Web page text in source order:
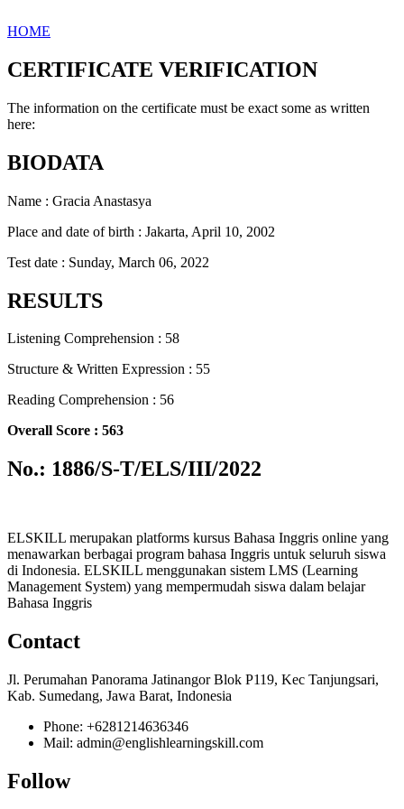
HOME
CERTIFICATE VERIFICATION
The information on the certificate must be exact some as written
here:
BIODATA
Name : Gracia Anastasya
Place and date of birth : Jakarta, April 10, 2002
Test date : Sunday, March 06, 2022
RESULTS
Listening Comprehension : 58
Structure & Written Expression : 55
Reading Comprehension : 56
Overall Score : 563
No.: 1886/S-T/ELS/III/2022
ELSKILL merupakan platforms kursus Bahasa Inggris online yang
menawarkan berbagai program bahasa Inggris untuk seluruh siswa
di Indonesia. ELSKILL menggunakan sistem LMS (Learning
Management System) yang mempermudah siswa dalam belajar
Bahasa Inggris
Contact
Jl. Perumahan Panorama Jatinangor Blok P119, Kec Tanjungsari,
Kab. Sumedang, Jawa Barat, Indonesia
Phone: +6281214636346
Mail: admin@englishlearningskill.com
Follow